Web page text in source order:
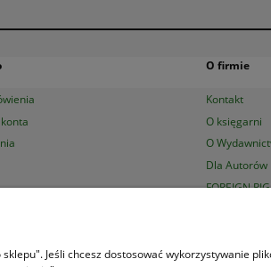
O firmie
Kontakt
O księgarni
O
Dla Autorów
FOREIGN
w godzinach8:00 - 16:00
Jeśli chcesz dostosować wykorzystywanie